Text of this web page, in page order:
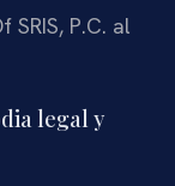
SRIS, P.C. al
legal y